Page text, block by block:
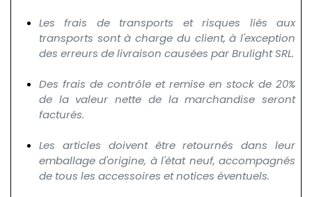
Les frais de transports et risques liés aux
transports sont à charge du client, à l'exception
des erreurs de livraison causées par Brulight SRL.
Des frais de contrôle et remise en stock de 20%
de la valeur nette de la marchandise seront
facturés.​
Les articles doivent être retournés dans leur
emballage d'origine, à l'état neuf, accompagnés
de tous les accessoires et notices éventuels.